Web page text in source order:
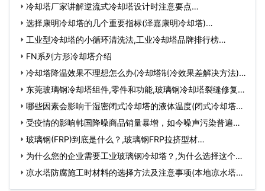
冷却塔厂家讲解逆流式冷却塔设计时注意要点…
选择康明冷却塔的几个重要指标(泽嘉康明冷却塔)…
工业型冷却塔的小循环清洗法,工业冷却塔品牌排行榜…
FN系列方形冷却塔介绍
冷却塔降温效果不理想怎么办(冷却塔制冷效果差解决方法)
(冷…
东莞玻璃钢冷却塔组件,零件和功能,玻璃钢冷却塔裂缝修复…
哪些因素会影响干湿密闭式冷却塔的液体温度(闭式冷却塔极
限…受疫情的影响韩国降噪商品销量暴增，如今噪声污染普遍
吗？(由于…
玻璃钢(FRP)到底是什么？,玻璃钢FRP拉挤型材…
为什么您的企业需要工业玻璃钢冷却塔？,为什么选择这个企
业…凉水塔防腐施工时材料的选择方法及注意事项(本地凉水塔防
腐…